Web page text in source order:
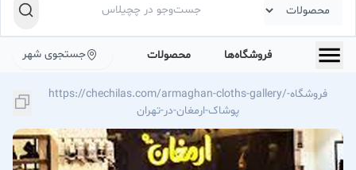
فروشگاه‌ها محصولات جستجوی شهر
https://chechilas.com/armaghan-cloths-gallery/فروشگاه-
پوشاک-ارمغان-در-تهران